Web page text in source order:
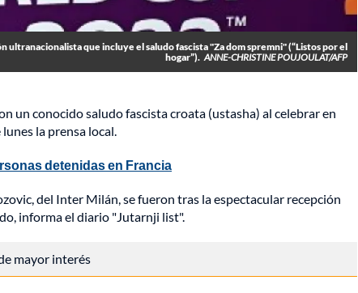
que incluye el saludo fascista "Za dom spremni" (“Listos por el
hogar”). ANNE-CHRISTINE POUJOULAT/AFP
un conocido saludo fascista croata (ustasha) al celebrar en
la prensa local.
detenidas en Francia
del Inter Milán, se fueron tras la espectacular recepción
informa el diario "Jutarnji list".
mayor interés